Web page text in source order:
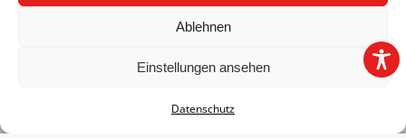
Ablehnen
Einstellungen ansehen
Datenschutz
Datenschutz